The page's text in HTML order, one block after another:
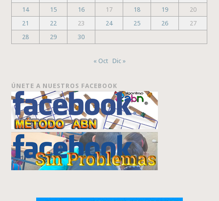
14
15 16 17 18 19
20
21
22 23 24 25 26
27
28
29 30
« Oct Dic »
ÚNETE A NUESTROS FACEBOOK